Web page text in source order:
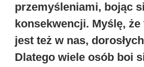
przemyśleniami, bojąc
konsekwencji. Myślę,
jest też w nas,
Dlatego wiele osób boi